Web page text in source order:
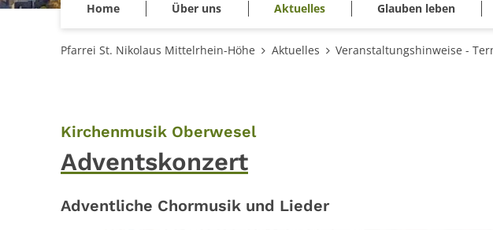
Home Über uns Aktuelles Glauben leben
Pfarrei St. Nikolaus Mittelrhein-Höhe Aktuelles Veranstaltungshinweise -
Kirchenmusik Oberwesel:
Adventskonzert
Adventliche Chormusik und Lieder